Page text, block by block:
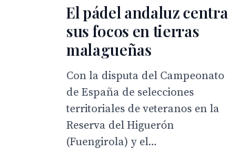
El pádel andaluz centra
sus focos en tierras
malagueñas
Con la disputa del Campeonato
de España de selecciones
territoriales de veteranos en la
Reserva del Higuerón
(Fuengirola) y el...